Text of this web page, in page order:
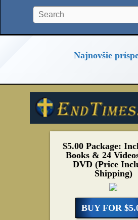
Najnovšie
$5.00 Package:
Books & 24
DVD (Price
Shipping)
BUY FOR